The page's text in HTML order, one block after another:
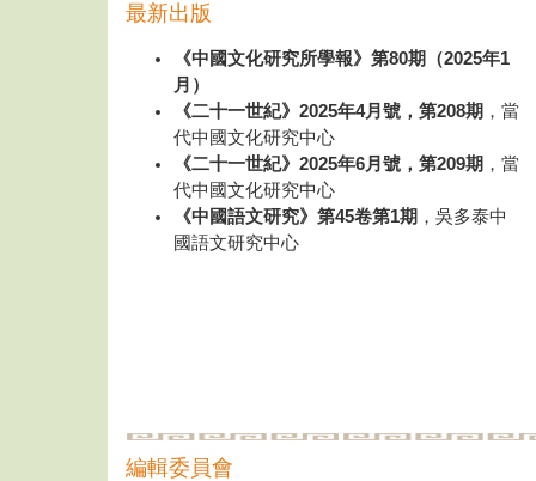
最新出版
《中國文化研究所學報》第80期（2025年1
月）
《二十一世紀》2025年4月號，第208期 ，當
代中國文化研究中心
《二十一世紀》2025年6月號，第209期 ，當
代中國文化研究中心
《中國語文研究》第45卷第1期 ，吳多泰中
國語文研究中心
編輯委員會